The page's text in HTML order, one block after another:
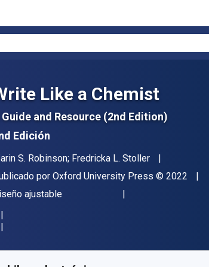
Like a Chemist
Guide and Resource (2nd Edition)
Edición
S. Robinson; Fredricka L. Stoller
por Oxford University Press Copyright
© 2022
ajustable
de referencia: